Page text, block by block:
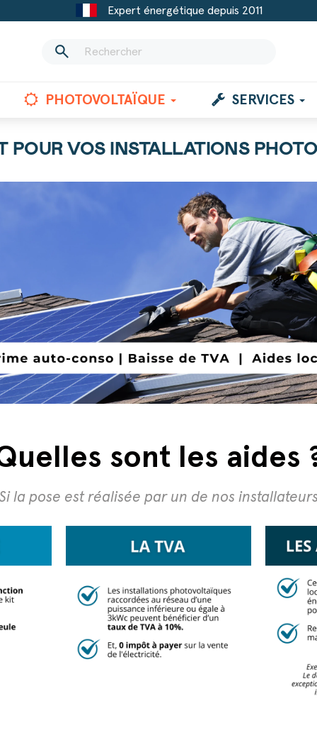
Expert énergétique depuis 2011
search
PHOTOVOLTAÏQUE SERVICES
POUR VOS INSTALLATIONS
sont les aides
la pose est réalisée par un de nos